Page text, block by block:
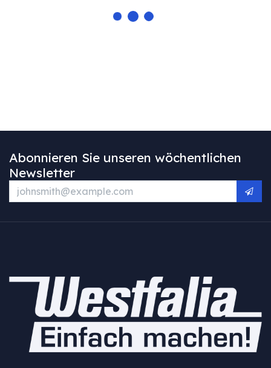
Abonnieren Sie unseren wöchentlichen
Newsletter